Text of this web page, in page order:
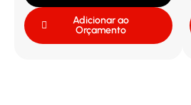
Adicionar ao
Orçamento